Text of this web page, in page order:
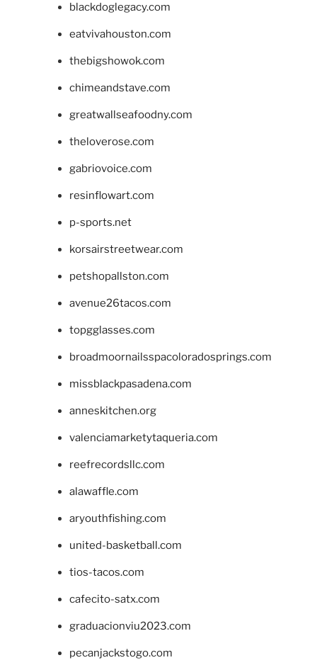
blackdoglegacy.com
eatvivahouston.com
thebigshowok.com
chimeandstave.com
greatwallseafoodny.com
theloverose.com
gabriovoice.com
resinflowart.com
p-sports.net
korsairstreetwear.com
petshopallston.com
avenue26tacos.com
topgglasses.com
broadmoornailsspacoloradosprings.com
missblackpasadena.com
anneskitchen.org
valenciamarketytaqueria.com
reefrecordsllc.com
alawaffle.com
aryouthfishing.com
united-basketball.com
tios-tacos.com
cafecito-satx.com
graduacionviu2023.com
pecanjackstogo.com